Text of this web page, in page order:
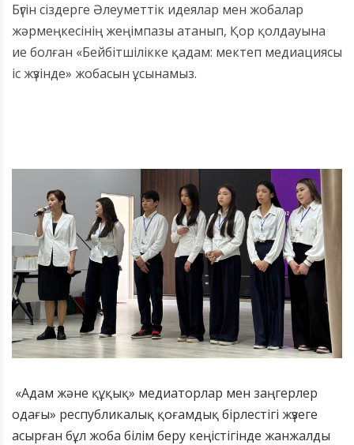
Бүгін сіздерге Әлеуметтік идеялар мен жобалар
жәрмеңкесінің жеңімпазы атанып, Қор қолдауына
ие болған «Бейбітшілікке қадам: мектеп медиациясы
іс жүзінде» жобасын ұсынамыз.
«Адам және құқық» медиаторлар мен заңгерлер
одағы» республикалық қоғамдық бірлестігі жүзеге
асырған бұл жоба білім беру кеңістігінде жанжалды